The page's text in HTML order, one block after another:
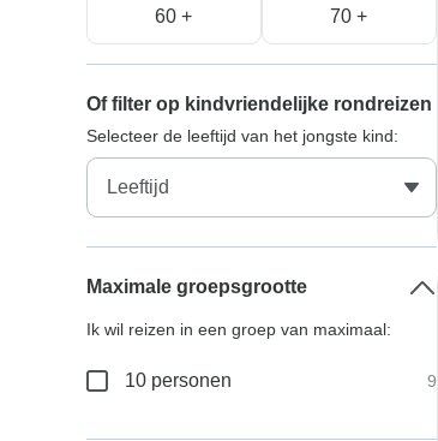
60 + 70 +
Of filter op kindvriendelijke rondreizen
Selecteer de leeftijd van het jongste kind:
Maximale groepsgrootte
Ik wil reizen in een groep van maximaal:
10 personen 9